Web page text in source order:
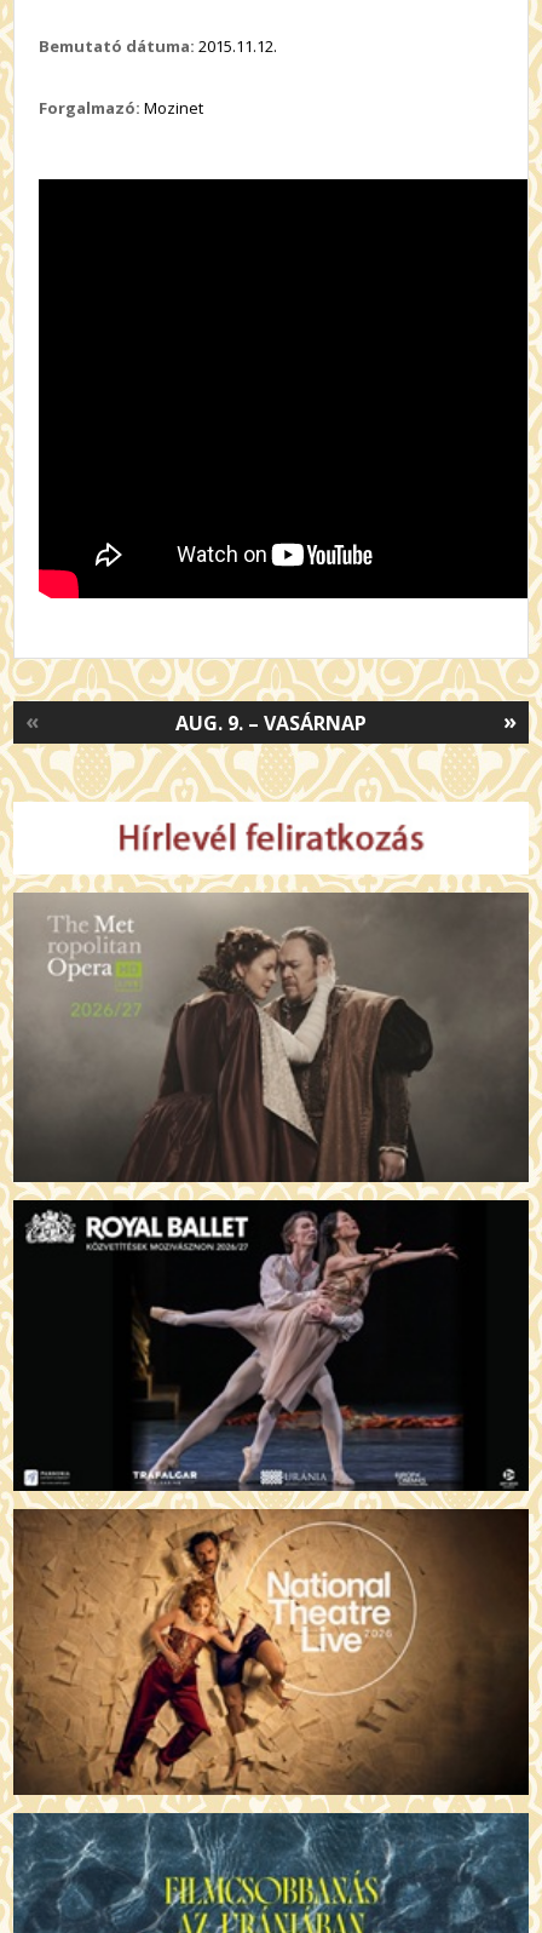
Bemutató dátuma: 2015.11.12.
Forgalmazó: Mozinet
»
AUG. 9. – VASÁRNAP
«